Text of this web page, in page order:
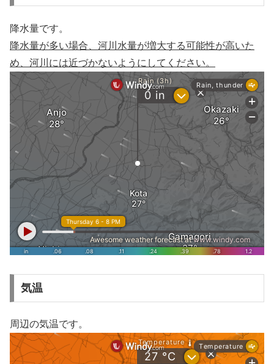
降水量です。
降水量が多い場合、河川水量が増大する可能性が高いた
め、河川には近づかないようにしてください。
気温
周辺の気温です。